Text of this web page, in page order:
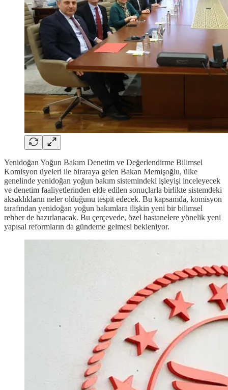
Yenidoğan Yoğun Bakım Denetim ve Değerlendirme Bilimsel
Komisyon üyeleri ile biraraya gelen Bakan Memişoğlu, ülke
genelinde yenidoğan yoğun bakım sistemindeki işleyişi inceleyecek
ve denetim faaliyetlerinden elde edilen sonuçlarla birlikte sistemdeki
aksaklıkların neler olduğunu tespit edecek. Bu kapsamda, komisyon
tarafından yenidoğan yoğun bakımlara ilişkin yeni bir bilimsel
rehber de hazırlanacak. Bu çerçevede, özel hastanelere yönelik yeni
yapısal reformların da gündeme gelmesi bekleniyor.